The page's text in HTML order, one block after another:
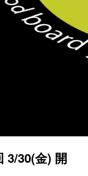
3/30(金) 開